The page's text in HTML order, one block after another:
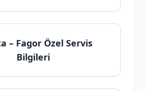
– Fagor Özel Servis
Bilgileri